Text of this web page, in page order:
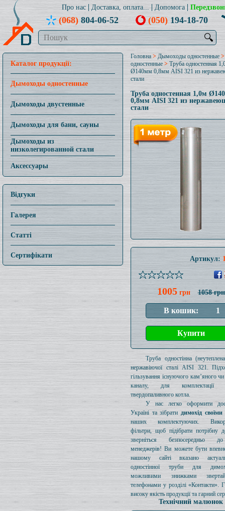
Про нас Доставка, оплата... Допомога
(068)804-06-52 (050)194-18-70
🔍
Каталог продукції:
Дымоходы одностенные
Дымоходы двустенные
Дымоходы для бани, сауны
Дымоходы из
низколегированной стали
Аксессуары
Відгуки
Галерея
Статті
Сертифікати
Головна > Дымоходы одностенные
одностенные >Труба одностенная
Ø140мм 0,8мм AISI 321 из
стали
Труба одностенная 1,0м
0,8мм AISI 321 из
стали
Артикул:
1005грн 1058 грн
Труба одностінна
нержавіючої сталі AISI 321.
гільзування існуючого кам’яного
каналу, для комплектації
твердопаливного котла.
У нас легко оформити
Україні та зібрати димохід
наших комплектуючих.
фільтри, щоб підібрати потрібну
зверніться безпосередньо
менеджерів! Ви можете бути
нашому сайті вказано
одностінної труби для
можливими знижками
телефонами у розділі «Контакти».
високу якість продукції та гарний
Технічний малюнок